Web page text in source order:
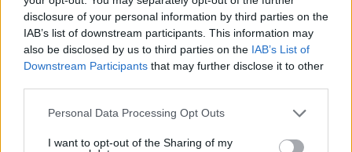
disclosure of your personal information by third parties on the
IAB’s list of downstream participants. This information may
also be disclosed by us to third parties on the IAB’s List of
Downstream Participants that may further disclose it to other
Please note that this website/app uses one or more Google
not limited to your visit or usage behaviour. You may click to
Personal Data Processing Opt Outs
I want to opt-out of the Sharing of my
Σοκ στην Ισπανία: Σπίτι-κολαστήριο για τρία παιδιά, οι
γονείς τους τα κρατούσαν έγκλειστα για τέσσερα
χρόνια για να μην κολλήσουν κορωνοϊό
Στους γονείς επιβλήθηκαν τρία χρόνια φυλάκιση,
ενώ σύμφωνα με τις Αρχές τα παιδιά αντιμετωπίζουν
σοβαρά ψυχολογικά προβλήματα και δυσκολίες
κοινωνικής προσαρμογής - Ζούσαν σε άθλιες
συνθήκες, υποχρεώνονταν να φοράνε πάνες